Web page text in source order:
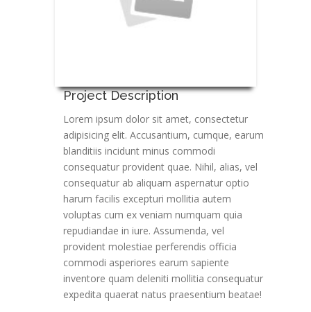
Project Description
Lorem ipsum dolor sit amet, consectetur
adipisicing elit. Accusantium, cumque, earum
blanditiis incidunt minus commodi
consequatur provident quae. Nihil, alias, vel
consequatur ab aliquam aspernatur optio
harum facilis excepturi mollitia autem
voluptas cum ex veniam numquam quia
repudiandae in iure. Assumenda, vel
provident molestiae perferendis officia
commodi asperiores earum sapiente
inventore quam deleniti mollitia consequatur
expedita quaerat natus praesentium beatae!